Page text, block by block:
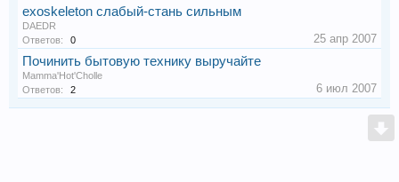
exoskeleton слабый-стань сильным
DAEDR
Ответов:
0 25 апр 2007
Починить бытовую технику выручайте
Mamma'Hot'Cholle
Ответов:
2 6 июл 2007